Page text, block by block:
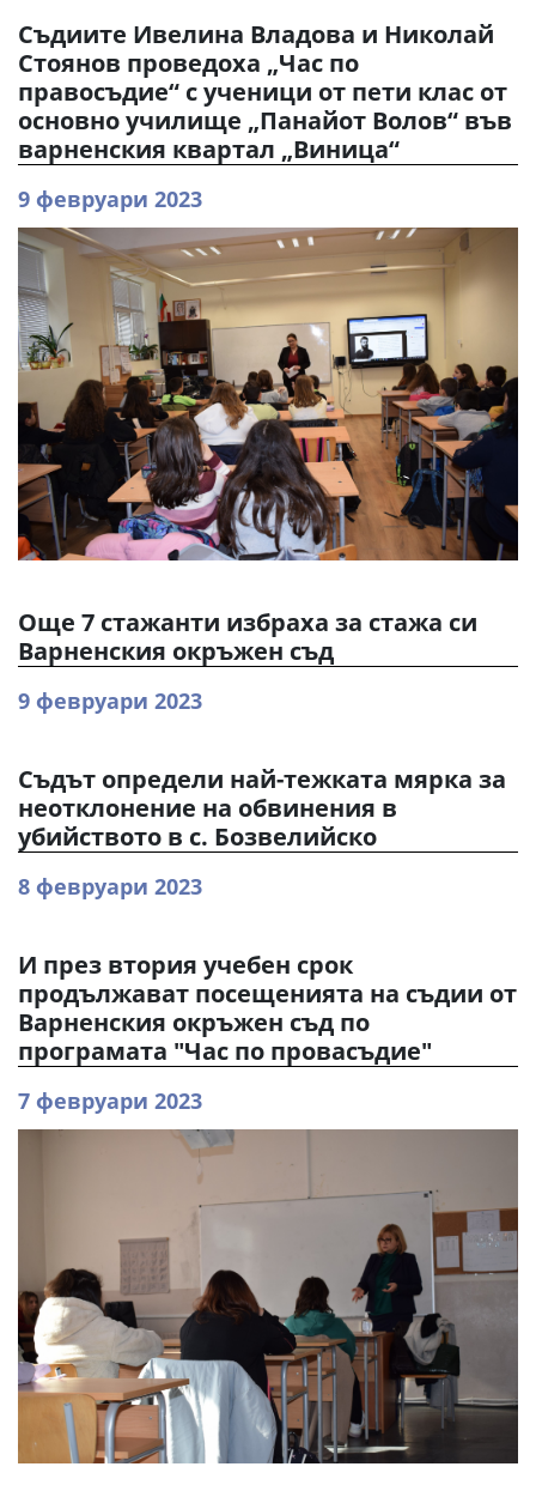
Съдиите Ивелина Владова и Николай
Стоянов проведоха „Час по
правосъдие“ с ученици от пети клас от
основно училище „Панайот Волов“ във
варненския квартал „Виница“
9 февруари 2023
Още 7 стажанти избраха за стажа си
Варненския окръжен съд
9 февруари 2023
Съдът определи най-тежката мярка за
неотклонение на обвинения в
убийството в с. Бозвелийско
8 февруари 2023
И през втория учебен срок
продължават посещенията на съдии от
Варненския окръжен съд по
програмата "Час по провасъдие"
7 февруари 2023